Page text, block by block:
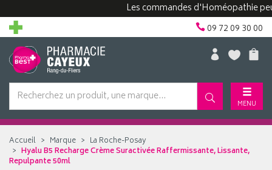
Les commandes d'Homéopathie
09 72 09 30 00
MENU
Accueil Marque
La Roche-Posay
Hyalu B5 Recharge Crème Suractivée Raffermissante, Lissante,
Repulpante 50ml